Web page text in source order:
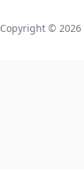
Copyright © 2026